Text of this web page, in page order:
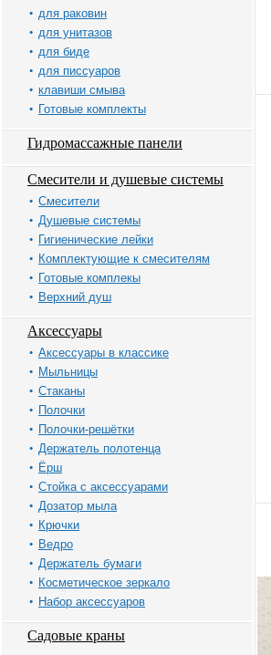
для раковин
для унитазов
для биде
для писсуаров
клавиши смыва
Готовые комплекты
Гидромассажные панели
Смесители и душевые системы
Смесители
Душевые системы
Гигиенические лейки
Комплектующие к смесителям
Готовые комплекы
Верхний душ
Аксессуары
Аксессуары в классике
Мыльницы
Стаканы
Полочки
Полочки-решётки
Держатель полотенца
Ёрш
Стойка с аксессуарами
Дозатор мыла
Крючки
Ведро
Держатель бумаги
Косметическое зеркало
Набор аксессуаров
Садовые краны